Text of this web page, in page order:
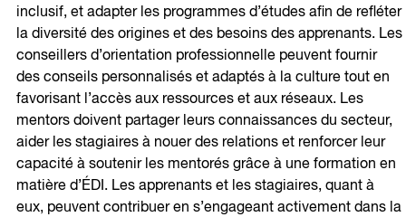
inclusif, et adapter les programmes d’études afin de refléter
la diversité des origines et des besoins des apprenants. Les
conseillers d’orientation professionnelle peuvent fournir
des conseils personnalisés et adaptés à la culture tout en
favorisant l’accès aux ressources et aux réseaux. Les
mentors doivent partager leurs connaissances du secteur,
aider les stagiaires à nouer des relations et renforcer leur
capacité à soutenir les mentorés grâce à une formation en
matière d’ÉDI. Les apprenants et les stagiaires, quant à
eux, peuvent contribuer en s’engageant activement dans la